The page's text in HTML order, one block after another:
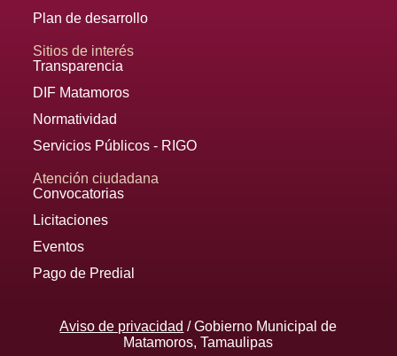
Plan de desarrollo
Sitios de interés
Transparencia
DIF Matamoros
Normatividad
Servicios Públicos - RIGO
Atención ciudadana
Convocatorias
Licitaciones
Eventos
Pago de Predial
Aviso de privacidad / Gobierno Municipal de
Matamoros, Tamaulipas